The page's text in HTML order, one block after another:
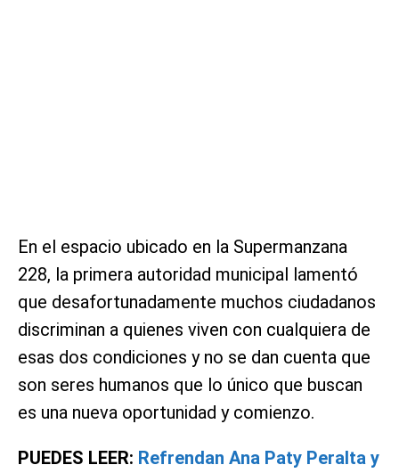
En el espacio ubicado en la Supermanzana
228, la primera autoridad municipal lamentó
que desafortunadamente muchos ciudadanos
discriminan a quienes viven con cualquiera de
esas dos condiciones y no se dan cuenta que
son seres humanos que lo único que buscan
es una nueva oportunidad y comienzo.
PUEDES LEER: Refrendan Ana Paty Peralta y